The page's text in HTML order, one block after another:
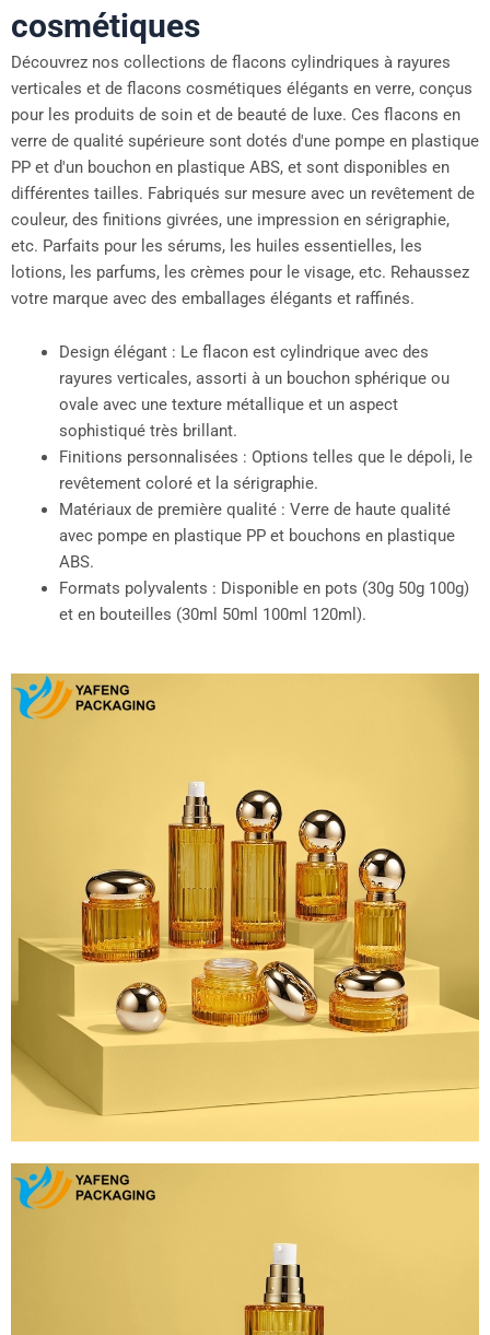
cosmétiques
Découvrez nos collections de flacons cylindriques à rayures
verticales et de flacons cosmétiques élégants en verre, conçus
pour les produits de soin et de beauté de luxe. Ces flacons en
verre de qualité supérieure sont dotés d'une pompe en plastique
PP et d'un bouchon en plastique ABS, et sont disponibles en
différentes tailles. Fabriqués sur mesure avec un revêtement de
couleur, des finitions givrées, une impression en sérigraphie,
etc. Parfaits pour les sérums, les huiles essentielles, les
lotions, les parfums, les crèmes pour le visage, etc. Rehaussez
votre marque avec des emballages élégants et raffinés.
Design élégant : Le flacon est cylindrique avec des
rayures verticales, assorti à un bouchon sphérique ou
ovale avec une texture métallique et un aspect
sophistiqué très brillant.
Finitions personnalisées : Options telles que le dépoli, le
revêtement coloré et la sérigraphie.
Matériaux de première qualité : Verre de haute qualité
avec pompe en plastique PP et bouchons en plastique
ABS.
Formats polyvalents : Disponible en pots (30g 50g 100g)
et en bouteilles (30ml 50ml 100ml 120ml).